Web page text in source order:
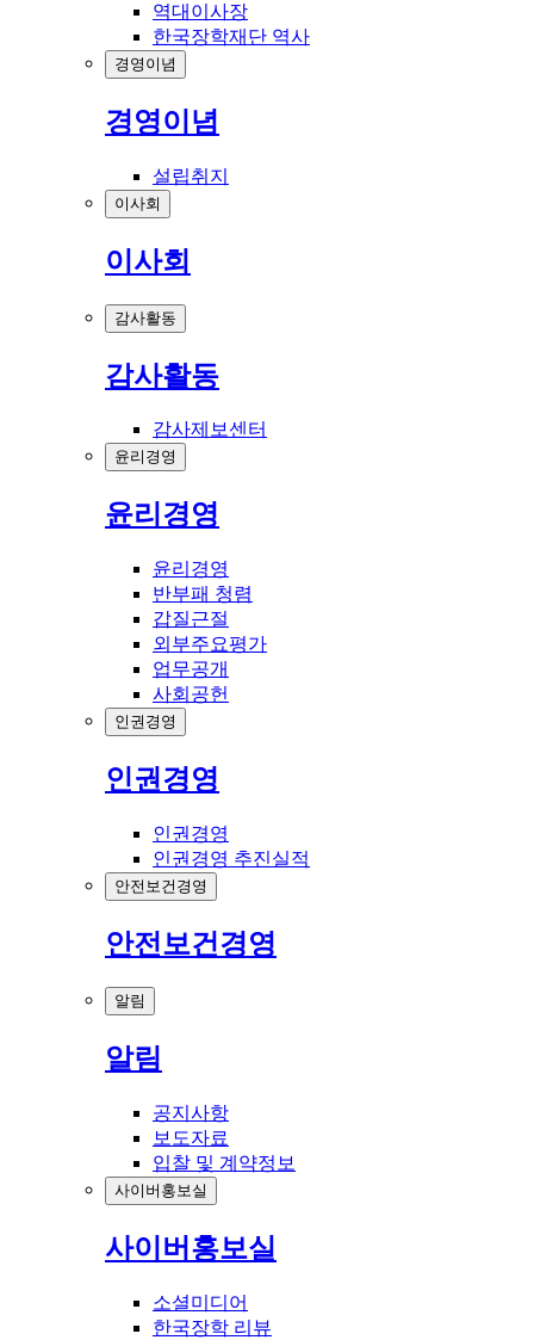
역대이사장
한국장학재단 역사
경영이념
경영이념
설립취지
이사회
이사회
감사활동
감사활동
감사제보센터
윤리경영
윤리경영
윤리경영
반부패 청렴
갑질근절
외부주요평가
업무공개
사회공헌
인권경영
인권경영
인권경영
인권경영 추진실적
안전보건경영
안전보건경영
알림
알림
공지사항
보도자료
입찰 및 계약정보
사이버홍보실
사이버홍보실
소셜미디어
한국장학 리뷰